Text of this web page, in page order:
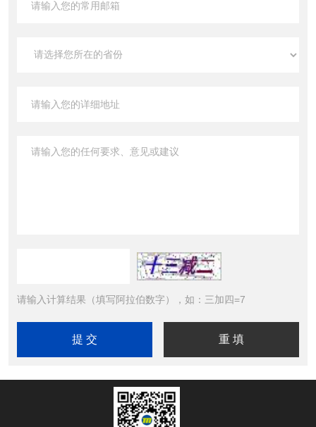
请输入计算结果（填写阿拉伯数字），如：三加四=7